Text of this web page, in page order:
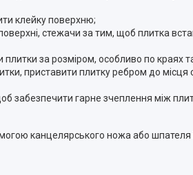
клейку поверхню;
стежачи за тим, щоб плитка
за розміром, особливо по краях
приставити плитку ребром до
забезпечити гарне зчеплення між
канцелярського ножа або шпателя